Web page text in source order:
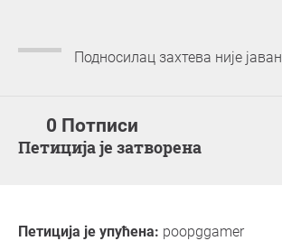
Подносилац захтева није јаван
0 Потписи
Петиција је затворена
Петиција је упућена: poopggamer